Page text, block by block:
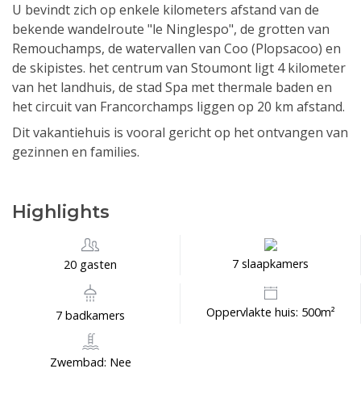
U bevindt zich op enkele kilometers afstand van de
bekende wandelroute "le Ninglespo", de grotten van
Remouchamps, de watervallen van Coo (Plopsacoo) en
de skipistes. het centrum van Stoumont ligt 4 kilometer
van het landhuis, de stad Spa met thermale baden en
het circuit van Francorchamps liggen op 20 km afstand.
Dit vakantiehuis is vooral gericht op het ontvangen van
gezinnen en families.
Highlights
20 gasten 7 slaapkamers
7 badkamers Oppervlakte huis: 500m²
Zwembad: Nee